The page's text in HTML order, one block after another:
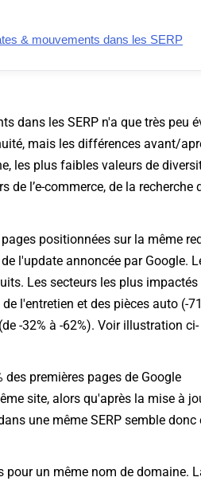
& mouvements dans les SERP
dans les SERP n'a que très peu
mais les différences avant/
les plus faibles valeurs de
l’e-commerce, de la recherche
positionnées sur la même
l'update annoncée par Google.
Les secteurs les plus
l'entretien et des pièces auto (-
-32% à -62%). Voir illustration ci-
premières pages de Google
site, alors qu'après la mise à
une même SERP semble donc
pour un même nom de domaine.